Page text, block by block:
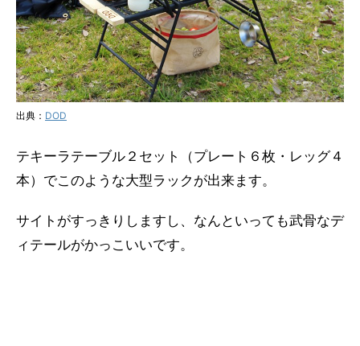
出典： DOD
テキーラテーブル２セット（プレート６枚・レッグ４
本）でこのような大型ラックが出来ます。
サイトがすっきりしますし、なんといっても武骨なデ
ィテールがかっこいいです。